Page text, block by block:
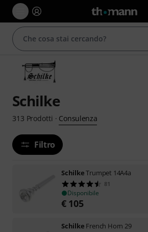
Schilke
313 Prodotti · Consulenza
Filtro
SchilkeTrumpet 14A4a
81
Disponibile
€ 105
Schilke French Horn 29